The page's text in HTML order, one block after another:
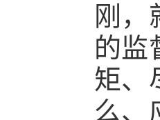
刚，
的监
矩、
么、